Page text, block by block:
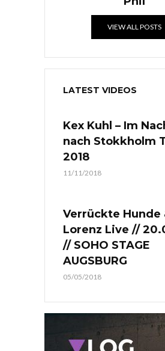
VIEW ALL POSTS
LATEST VIDEOS
Kex Kuhl – Im
nach Stokkholm
2018
11/11/2018
Verrückte Hunde
Lorenz Live //
// SOHO STAGE
AUGSBURG
05/05/2018